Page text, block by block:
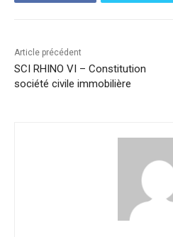
Article précédent
SCI RHINO VI – Constitution
société civile immobilière